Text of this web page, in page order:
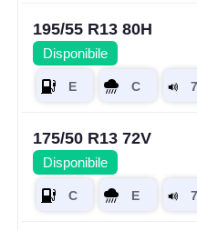
195/55 R13 80H
Disponibile
175/50 R13 72V
Disponibile